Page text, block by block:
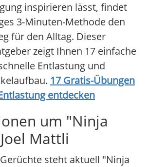
inspirieren lässt, findet
3-Minuten-Methode den
für den Alltag. Dieser
zeigt Ihnen 17 einfache
Entlastung und
17 Gratis-Übungen
entdecken
um "Ninja
Mattli
steht aktuell "Ninja